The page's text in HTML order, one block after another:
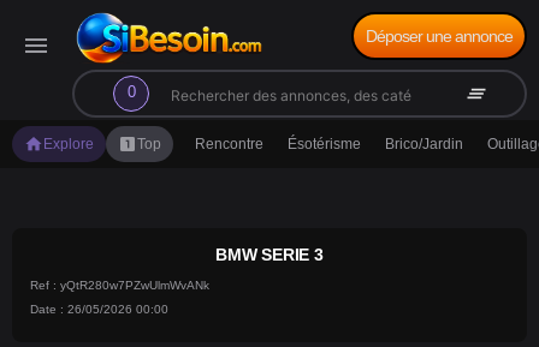
menu
0
search clear_all
Déposer une annonce
home Explore looks_oneTop Rencontre Ésotérisme Brico/Jardin
BMW SERIE 3
Ref : yQtR280w7PZwUlmWvANk
Date : 26/05/2026 00:00